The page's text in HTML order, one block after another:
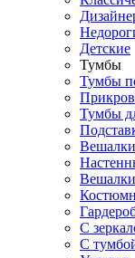
Детские
Тумбы
Тумбы
Тумбы
Вешалки
С
С